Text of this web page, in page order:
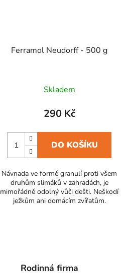
Ferramol Neudorff - 500 g
Skladem
290 Kč
DO KOŠÍKU
Návnada ve formě granulí proti všem
druhům slimáků v zahradách, je
mimořádně odolný vůči dešti. Neškodí
ježkům ani domácím zvířatům.
Rodinná firma